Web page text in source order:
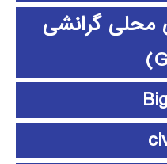
محلی گرانشی